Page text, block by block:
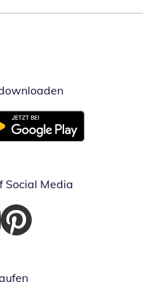
Öffnet in
in neuem Fenster
Social Media
Fenster
in neuem Fenster
Öffnet in neuem Fenster